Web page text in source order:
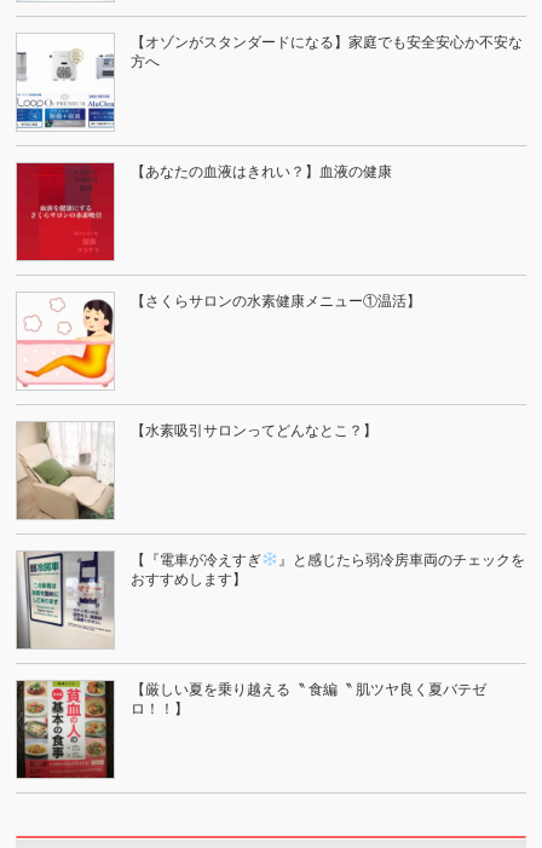
【オゾンがスタンダードになる】家庭でも安全安心か不安な
方へ
【あなたの血液はきれい？】血液の健康
【さくらサロンの水素健康メニュー①温活】
【水素吸引サロンってどんなとこ？】
【『電車が冷えすぎ
』と感じたら弱冷房車両のチェックを
おすすめします】
【厳しい夏を乗り越える〝 食編〝 肌ツヤ良く夏バテゼ
ロ！！】